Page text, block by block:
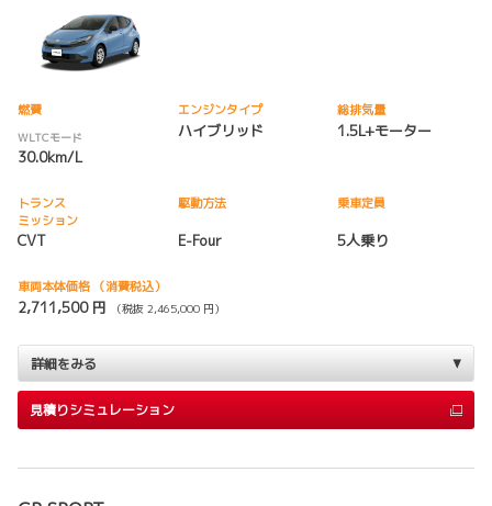
燃費
WLTCモード
30.0km/L
エンジンタイプ
ハイブリッド
総排気量
1.5L+モーター
トランス
ミッション
CVT
駆動方法
E-Four
乗車定員
5人乗り
車両本体価格 （消費税込）
2,711,500 円 （税抜 2,465,000 円）
詳細をみる
見積りシミュレーション